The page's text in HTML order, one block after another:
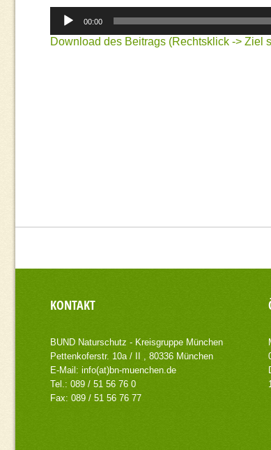
Audio-
Player
00:00
Download des Beitrags (Rechtsklick -> Ziel
KONTAKT
BUND Naturschutz - Kreisgruppe München
Pettenkoferstr. 10a / II , 80336 München
E-Mail: info(at)bn-muenchen.de
Tel.: 089 / 51 56 76 0
Fax: 089 / 51 56 76 77